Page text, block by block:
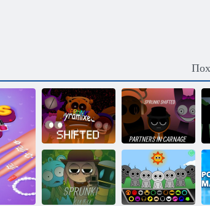
Спрунки:
Пирамидальный
смешанный
Спрунки:
Партнеры по
резне